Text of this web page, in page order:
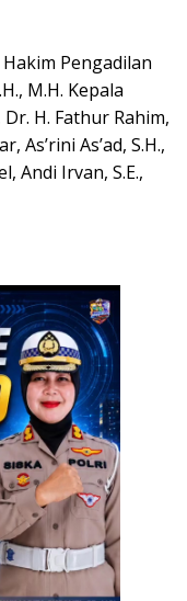
Pengadilan
M.H. Kepala
H. Fathur Rahim,
As’rini As’ad, S.H.,
Andi Irvan, S.E.,